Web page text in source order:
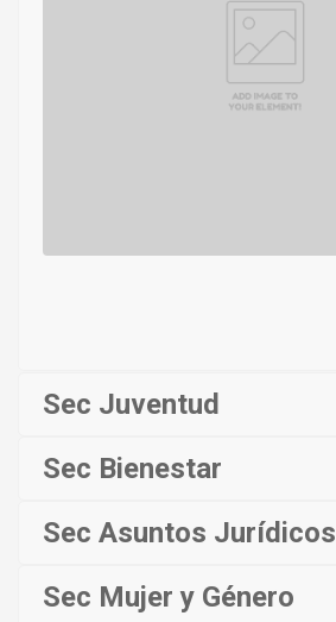
Sec Juventud
Sec Bienestar
Sec Asuntos Jurídicos
Sec Mujer y Género